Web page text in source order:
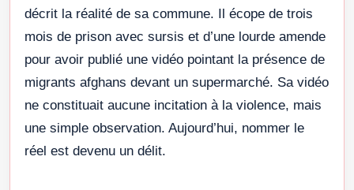
décrit la réalité de sa commune. Il écope de trois
mois de prison avec sursis et d’une lourde amende
pour avoir publié une vidéo pointant la présence de
migrants afghans devant un supermarché. Sa vidéo
ne constituait aucune incitation à la violence, mais
une simple observation. Aujourd’hui, nommer le
réel est devenu un délit.